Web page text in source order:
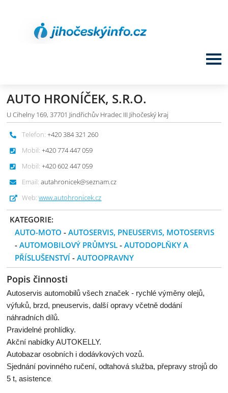
AUTO HRONÍČEK, S.R.O.
U Cihelny 169, 37701 Jindřichův Hradec III Jihočeský kraj
Telefon: +420 384 321 260
Mobil: +420 774 447 059
Mobil: +420 602 447 059
Email: autahronicek@seznam.cz
Web: www.autohronicek.cz
KATEGORIE:
AUTO-MOTO -AUTOSERVIS, PNEUSERVIS, MOTOSERVIS
-AUTOMOBILOVÝ PRŮMYSL -AUTODOPLŇKY A
PŘÍSLUŠENSTVÍ -AUTOOPRAVNY
Popis činnosti
Autoservis automobilů všech značek - rychlé výměny olejů,
výfuků, brzd, pneuservis, další opravy včetně dodání
náhradních dílů.
Pravidelné prohlídky.
Akční nabídky AUTOKELLY.
Autobazar osobních i dodávkových vozů.
Sjednání povinného ručení, odtahová služba, přepravy strojů do
5 t, asistence.